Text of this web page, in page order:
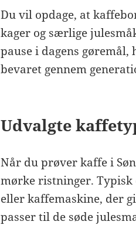
Du vil opdage, at
kager og særlige
pause i dagens
bevaret gennem
Udvalgte
Når du prøver kaffe i
mørke ristninger. Typisk
eller kaffemaskine, der
passer til de søde